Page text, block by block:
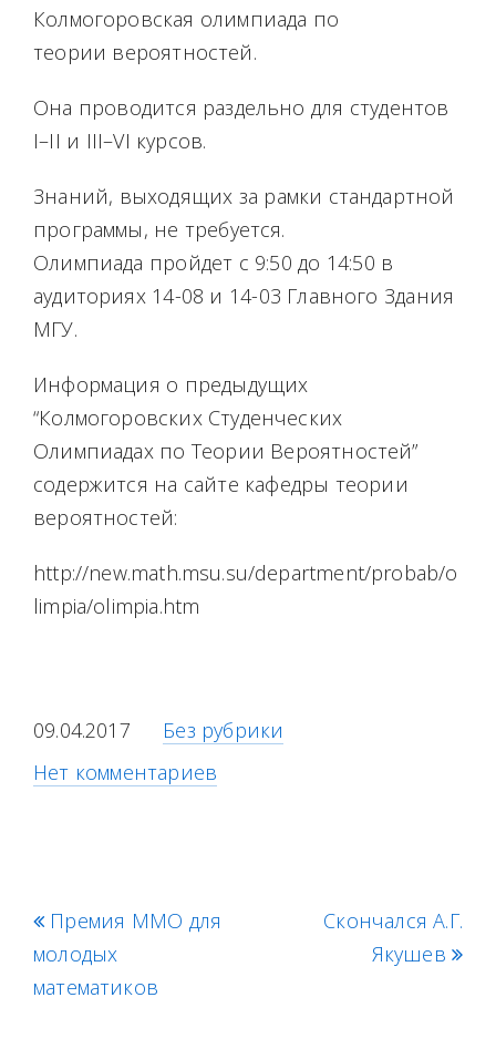
Колмогоровская олимпиада по
теории вероятностей.
Она проводится раздельно для студентов
I–II и III–VI курсов.
Знаний, выходящих за рамки стандартной
программы, не требуется.
Олимпиада пройдет с 9:50 до 14:50 в
аудиториях 14-08 и 14-03 Главного Здания
МГУ.
Информация о предыдущих
“Колмогоровских Студенческих
Олимпиадах по Теории Вероятностей”
содержится на сайте кафедры теории
вероятностей:
http://new.math.msu.su/department/probab/o
limpia/olimpia.htm
09.04.2017
Без рубрики
Нет комментариев
p
r
e
Премия ММО для
молодых
математиков
n
Скончался А.Г.
Якушев